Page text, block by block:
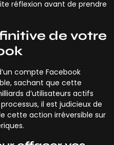
réflexion avant de prendre
de votre
compte Facebook
sachant que cette
d’utilisateurs actifs
il est judicieux de
cette action irréversible sur